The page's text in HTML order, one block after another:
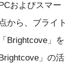
およびスマー
から、ブライト
Brightcove」を
」の活